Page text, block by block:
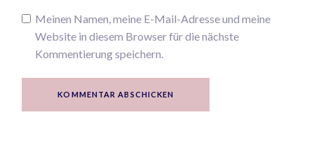
Meinen Namen, meine E-Mail-Adresse und meine
Website in diesem Browser für die nächste
Kommentierung speichern.
KOMMENTAR ABSCHICKEN